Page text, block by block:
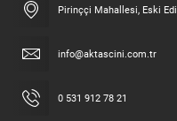
Pirinççi Mahallesi, Eski
info@aktascini.com.tr
0 531 912 78 21